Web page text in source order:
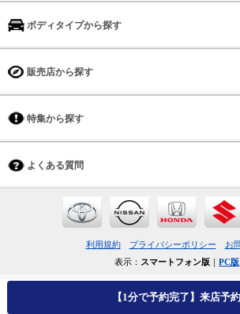
【1分で予約完了】来店予約
ボディタイプから探す
販売店から探す
特集から探す
よくある質問
利用規約 プライバシーポリシー
お
表示： スマートフォン版 PC版